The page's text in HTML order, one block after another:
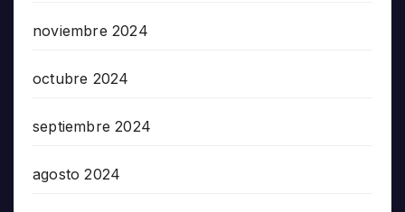
noviembre 2024
octubre 2024
septiembre 2024
agosto 2024